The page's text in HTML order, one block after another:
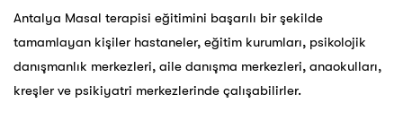
Antalya Masal terapisi eğitimini başarılı bir şekilde
tamamlayan kişiler hastaneler, eğitim kurumları, psikolojik
danışmanlık merkezleri, aile danışma merkezleri, anaokulları,
kreşler ve psikiyatri merkezlerinde çalışabilirler.